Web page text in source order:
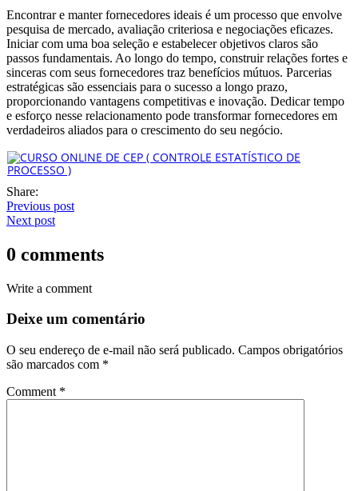
Encontrar e manter fornecedores ideais é um processo que envolve
pesquisa de mercado, avaliação criteriosa e negociações eficazes.
Iniciar com uma boa seleção e estabelecer objetivos claros são
passos fundamentais. Ao longo do tempo, construir relações fortes e
sinceras com seus fornecedores traz benefícios mútuos. Parcerias
estratégicas são essenciais para o sucesso a longo prazo,
proporcionando vantagens competitivas e inovação. Dedicar tempo
e esforço nesse relacionamento pode transformar fornecedores em
verdadeiros aliados para o crescimento do seu negócio.
Share:
Previous post
Next post
0 comments
Write a comment
Deixe um comentário
O seu endereço de e-mail não será publicado. Campos obrigatórios
são marcados com *
Comment *